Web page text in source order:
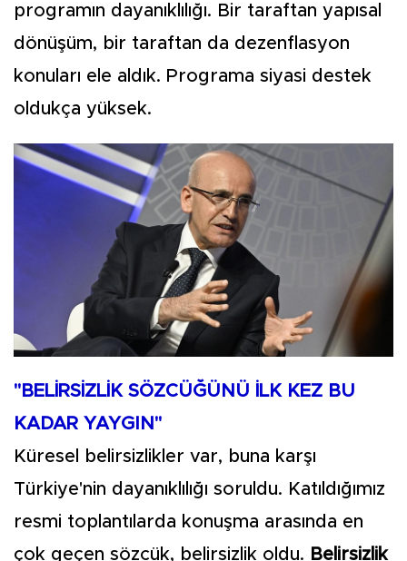
programın dayanıklılığı. Bir taraftan yapısal
dönüşüm, bir taraftan da dezenflasyon
konuları ele aldık. Programa siyasi destek
oldukça yüksek.
"BELİRSİZLİK SÖZCÜĞÜNÜ İLK KEZ BU
KADAR YAYGIN"
Küresel belirsizlikler var, buna karşı
Türkiye'nin dayanıklılığı soruldu. Katıldığımız
resmi toplantılarda konuşma arasında en
çok geçen sözcük, belirsizlik oldu. Belirsizlik